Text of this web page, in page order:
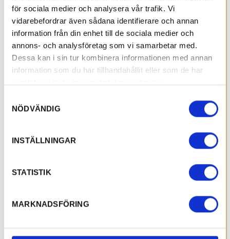
för sociala medier och analysera vår trafik. Vi
vidarebefordrar även sådana identifierare och annan
information från din enhet till de sociala medier och
annons- och analysföretag som vi samarbetar med.
Dessa kan i sin tur kombinera informationen med annan
information som du har tillhandahållit eller som de har
NÖDVÄNDIG
INSTÄLLNINGAR
STATISTIK
MARKNADSFÖRING